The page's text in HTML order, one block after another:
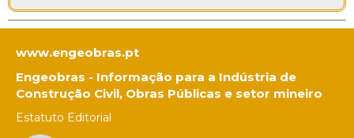
www.engeobras.pt
Engeobras - Informação para a Indústria de
Construção Civil, Obras Públicas e setor mineiro
Estatuto Editorial